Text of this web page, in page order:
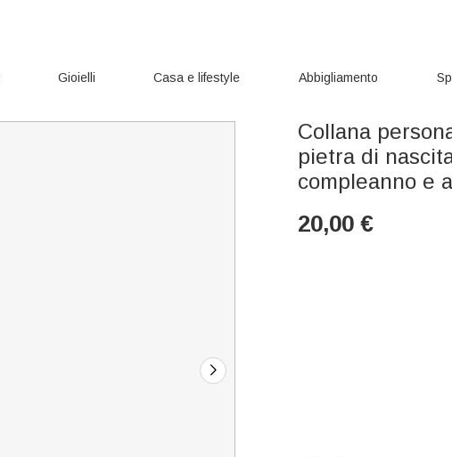
Gioielli Casa e lifestyle Abbigliamento
Collana
pietra di
compleanno e
20,00 €